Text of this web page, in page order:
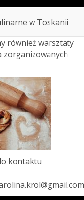
w Toskanii
również warsztaty
zorganizowanych
kontaktu